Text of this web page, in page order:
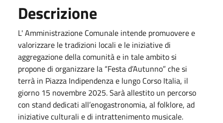
Descrizione
L' Amministrazione Comunale intende promuovere e
valorizzare le tradizioni locali e le iniziative di
aggregazione della comunità e in tale ambito si
propone di organizzare la “Festa d’Autunno” che si
terrà in Piazza Indipendenza e lungo Corso Italia, il
giorno 15 novembre 2025. Sarà allestito un percorso
con stand dedicati all’enogastronomia, al folklore, ad
iniziative culturali e di intrattenimento musicale.